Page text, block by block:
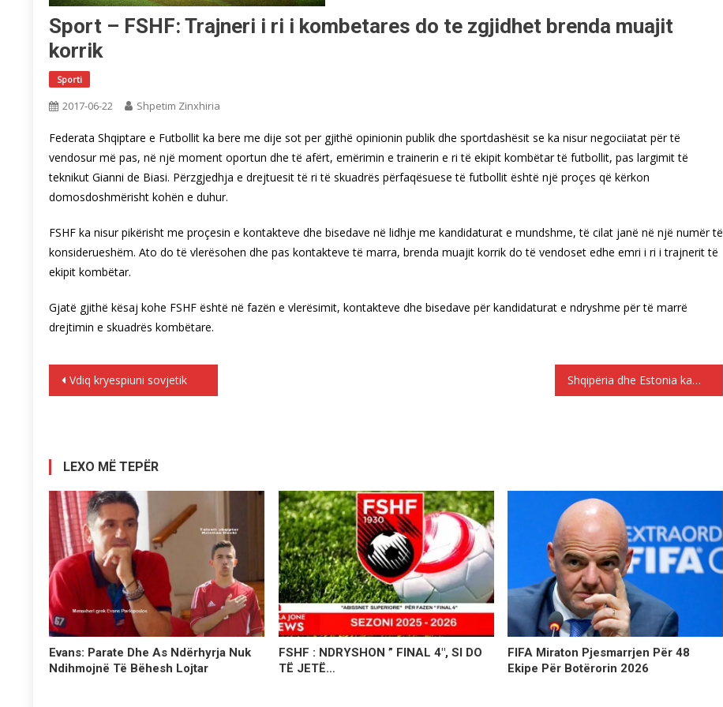
Sport – FSHF: Trajneri i ri i kombetares do te zgjidhet brenda muajit
korrik
Sporti
2017-06-22 Shpetim Zinxhiria
Federata Shqiptare e Futbollit ka bere me dije sot per gjithë opinionin publik dhe sportdashësit se ka nisur negociiatat për të
vendosur më pas, në një moment oportun dhe të afërt, emërimin e trainerin e ri të ekipit kombëtar të futbollit, pas largimit të
teknikut Gianni de Biasi. Përzgjedhja e drejtuesit të ri të skuadrës përfaqësuese të futbollit është një proçes që kërkon
domosdoshmërisht kohën e duhur.
FSHF ka nisur pikërisht me proçesin e kontakteve dhe bisedave në lidhje me kandidaturat e mundshme, të cilat janë në një numër të
konsiderueshëm. Ato do të vlerësohen dhe pas kontakteve të marra, brenda muajit korrik do të vendoset edhe emri i ri i trajnerit të
ekipit kombëtar.
Gjatë gjithë kësaj kohe FSHF është në fazën e vlerësimit, kontakteve dhe bisedave për kandidaturat e ndryshme për të marrë
drejtimin e skuadrës kombëtare.
Lëvizje
Vdiq kryespiuni sovjetik Shqipëria dhe Estonia kampionë në Europë për rritjen e çmimeve
LEXO MË TEPËR
Evans: Parate Dhe As Ndërhyrja Nuk
Ndihmojnë Të Bëhesh Lojtar
FSHF : NDRYSHON ” FINAL 4″, SI DO
TË JETË…
FIFA Miraton Pjesmarrjen Për 48
Ekipe Për Botërorin 2026